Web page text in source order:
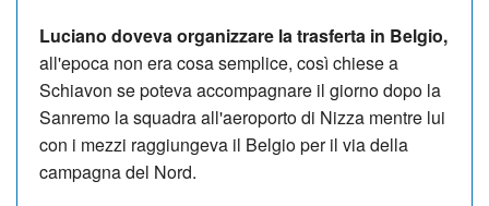
Luciano doveva organizzare la trasferta in Belgio,
all'epoca non era cosa semplice, così chiese a
Schiavon se poteva accompagnare il giorno dopo la
Sanremo la squadra all'aeroporto di Nizza mentre lui
con i mezzi raggiungeva il Belgio per il via della
campagna del Nord.